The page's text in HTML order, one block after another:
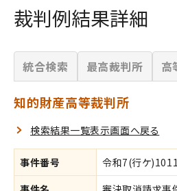
裁判例結果詳細
統合検索 最高裁判所 高
知的財産高等裁判所
検索結果一覧表示画面へ戻る
事件番号
令和7(行ケ